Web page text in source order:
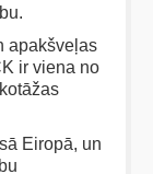
apakšveļas
ir viena no
Eiropā, un